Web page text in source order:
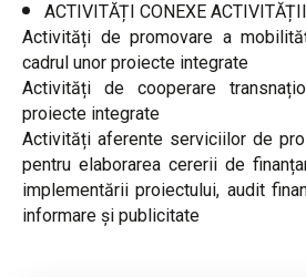
ACTIVITĂȚI CONEXE
Activități de promovare a
cadrul unor proiecte integrate
Activități de cooperare
proiecte integrate
Activități aferente serviciilor de
pentru elaborarea cererii de
implementării proiectului, audit
informare și publicitate